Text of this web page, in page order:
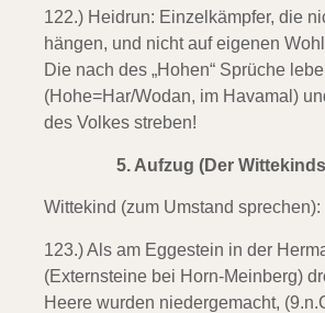
122.) Heidrun: Einzelkämpfer, die
hängen, und nicht auf eigenen
Die nach des „Hohen“ Sprüche
(Hohe=Har/Wodan, im Havamal)
des Volkes streben!
5. Aufzug (Der
Wittekind (zum Umstand sprechen):
123.) Als am Eggestein in der
(Externsteine bei Horn-Meinberg)
Heere wurden niedergemacht,